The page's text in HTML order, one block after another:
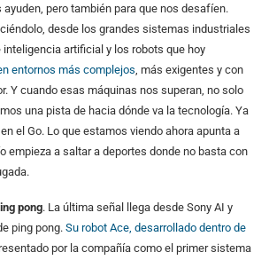
pero también para que nos desafíen.
desde los grandes sistemas industriales
artificial y los robots que hoy
entornos más complejos , más exigentes y con
Y cuando esas máquinas nos superan, no solo
una pista de hacia dónde va la tecnología. Ya
el Go. Lo que estamos viendo ahora apunta a
empieza a saltar a deportes donde no basta con
pong. La última señal llega desde Sony AI y
ping pong. Su robot Ace, desarrollado dentro de
por la compañía como el primer sistema